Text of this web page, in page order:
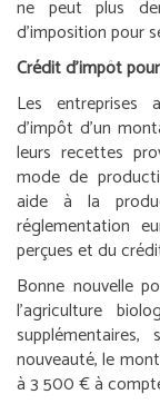
ne peut plus
d’imposition pour
Crédit d’impôt
Les entreprises
d’impôt d’un
leurs recettes
mode de
aide à la
réglementation
perçues et du
Bonne nouvelle
l’agriculture
nouveauté, le
à 3 500 € à